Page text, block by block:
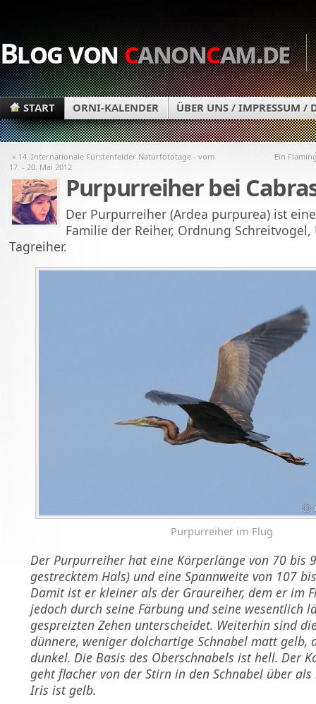
Blog voncanoncam.de
START ORNI-KALENDER ÜBER UNS / IMPRESSUM /
« 14. Internationale Fürstenfelder Naturfototage - vom
17. - 20. Mai 2012
Ein
Purpurreiher bei
Der Purpurreiher (Ardea purpurea) ist
Familie der Reiher, Ordnung
Tagreiher.
Purpurreiher im Flug
Der Purpurreiher hat eine Körperlänge von 70 bis
gestrecktem Hals) und eine Spannweite von 107
Damit ist er kleiner als der Graureiher, dem er im
jedoch durch seine Färbung und seine wesentlich
gespreizten Zehen unterscheidet. Weiterhin sind
dünnere, weniger dolchartige Schnabel matt gelb,
dunkel. Die Basis des Oberschnabels ist hell. Der
geht flacher von der Stirn in den Schnabel über
Iris ist gelb.